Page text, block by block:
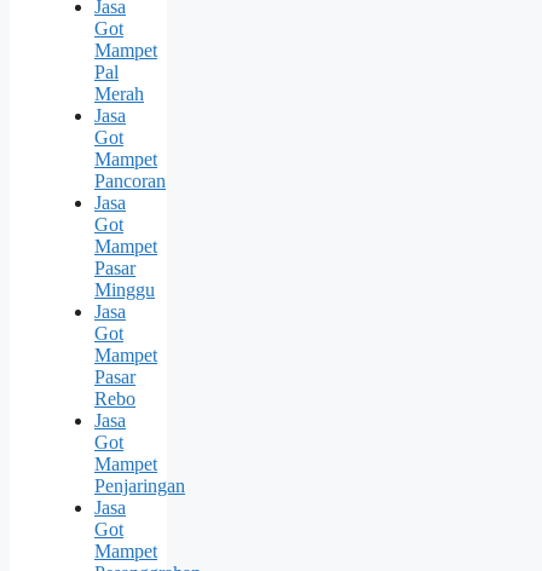
Jasa
Got
Mampet
Pal
Merah
Jasa
Got
Mampet
Pancoran
Jasa
Got
Mampet
Pasar
Minggu
Jasa
Got
Mampet
Pasar
Rebo
Jasa
Got
Mampet
Penjaringan
Jasa
Got
Mampet